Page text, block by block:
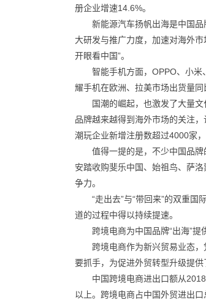
册企业增速14.6%。
新能源汽车扬帆出海是中国
大研发与推广力度，加速对海外
开眼看中国”。
智能手机方面，OPPO、小
耀手机在欧洲、拉美市场出货量同
国潮的崛起，也激发了大量
品牌越来越得到海外市场的关注
潮玩企业新增注册数超过4000家
值得一提的是，不少中国品牌
安踏收购斐乐中国、始祖鸟、萨
争力。
“走出去”与“带回来”的双重
道的过程中得以持续提速。
跨境电商为中国品牌“出海”提
跨境电商作为新兴贸易业态
要抓手，为促进外贸转型升级提供
中国跨境电商进出口额从
以上。跨境电商占中国外贸进出